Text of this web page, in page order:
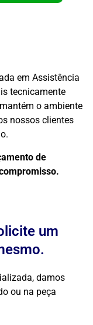
em Assistência
tecnicamente
o ambiente
nossos clientes
de
um
damos
ou na peça